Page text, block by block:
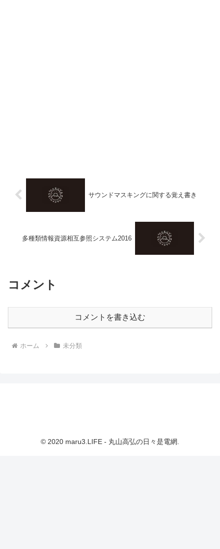
サウンドマスキングに関する覚え書き
多種類情報資源相互参照システム2016
コメント
コメントを書き込む
ホーム 未分類
© 2020 maru3.LIFE - 丸山高弘の日々是電網.